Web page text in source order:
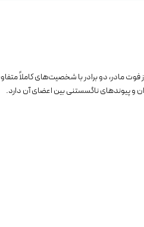
مادر، دو برادر با شخصیت‌های کاملاً
و پیوندهای ناگسستنی بین اعضای آن دارد.